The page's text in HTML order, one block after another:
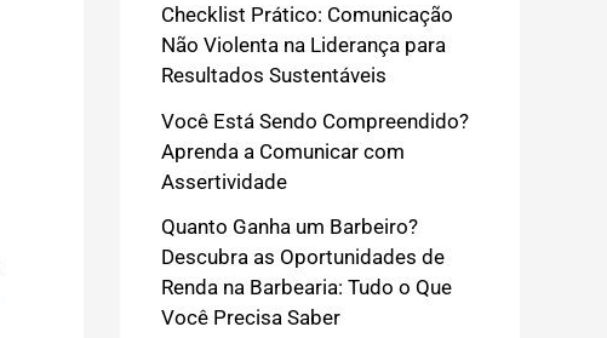
Checklist Prático: Comunicação
Não Violenta na Liderança para
Resultados Sustentáveis
Você Está Sendo Compreendido?
Aprenda a Comunicar com
Assertividade
Quanto Ganha um Barbeiro?
Descubra as Oportunidades de
Renda na Barbearia: Tudo o Que
Você Precisa Saber